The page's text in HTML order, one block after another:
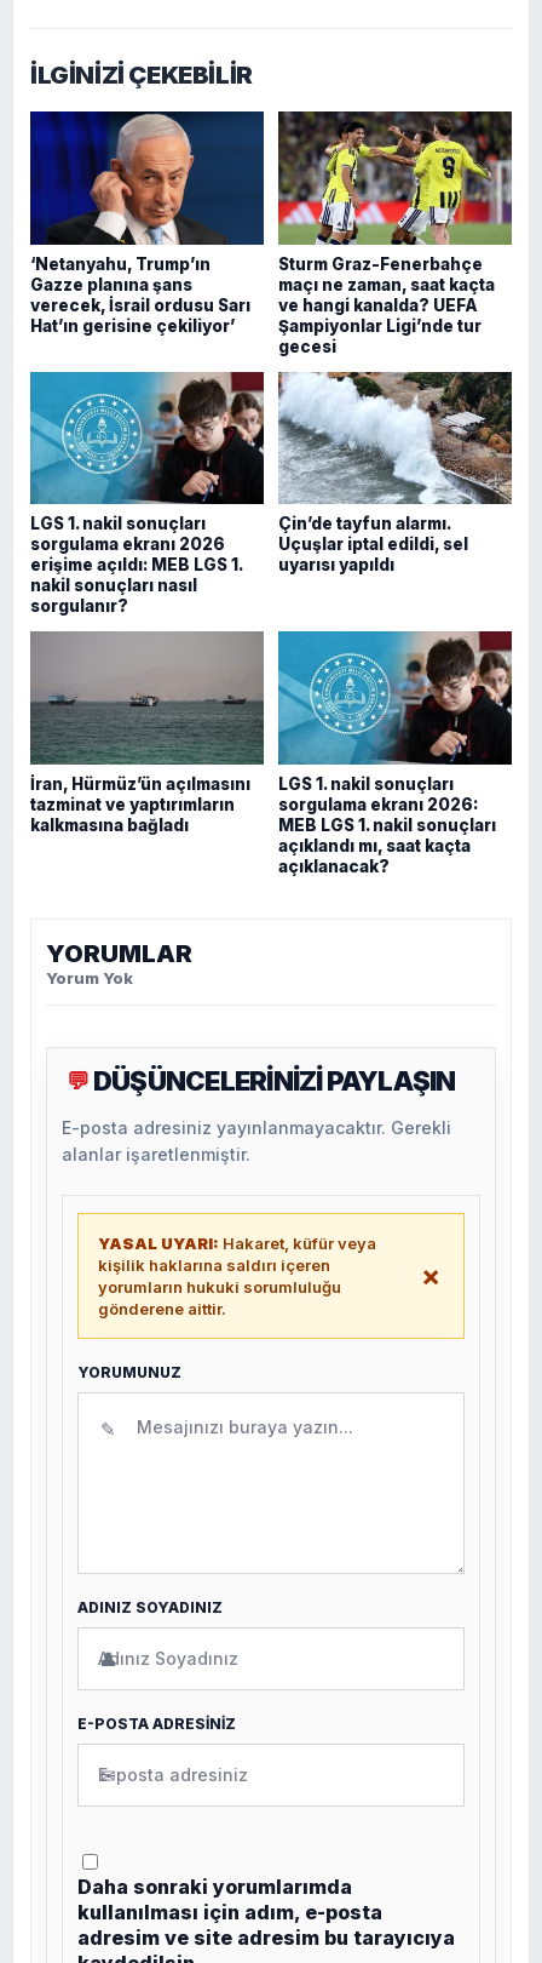
İLGİNİZİ ÇEKEBİLİR
‘Netanyahu, Trump’ın
Gazze planına şans
verecek, İsrail ordusu Sarı
Hat’ın gerisine çekiliyor’
Sturm Graz-Fenerbahçe
maçı ne zaman, saat kaçta
ve hangi kanalda? UEFA
Şampiyonlar Ligi’nde tur
gecesi
LGS 1. nakil sonuçları
sorgulama ekranı 2026
erişime açıldı: MEB LGS 1.
nakil sonuçları nasıl
sorgulanır?
Çin’de tayfun alarmı.
Uçuşlar iptal edildi, sel
uyarısı yapıldı
İran, Hürmüz’ün açılmasını
tazminat ve yaptırımların
kalkmasına bağladı
LGS 1. nakil sonuçları
sorgulama ekranı 2026:
MEB LGS 1. nakil sonuçları
açıklandı mı, saat kaçta
açıklanacak?
YORUMLAR
Yorum Yok
💬 DÜŞÜNCELERİNİZİ PAYLAŞIN
E-posta adresiniz yayınlanmayacaktır. Gerekli
alanlar işaretlenmiştir.
YASAL UYARI: Hakaret, küfür veya
kişilik haklarına saldırı içeren
yorumların hukuki sorumluluğu
gönderene aittir.
×
YORUMUNUZ
✎
ADINIZ SOYADINIZ
👤
E-POSTA ADRESİNİZ
✉
Daha sonraki yorumlarımda
kullanılması için adım, e-posta
adresim ve site adresim bu tarayıcıya